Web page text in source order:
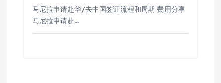
马尼拉申请赴华/去中国签证流程和周期 费用分享
马尼拉申请赴…